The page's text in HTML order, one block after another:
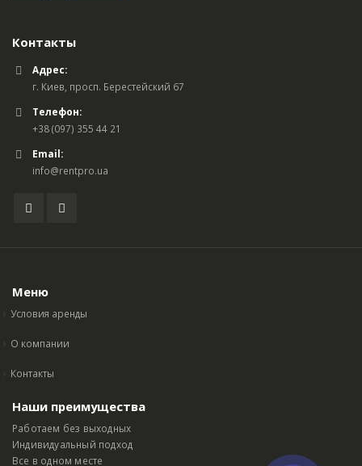
Контакты
Адрес:
г. Киев, просп. Берестейский 67
Телефон:
+38 (097) 355 44 21
Email:
info@rentpro.ua
Меню
Условия аренды
О компании
Контакты
Наши преимущества
Работаем без выходных
Индивидуальный подход
Все в одном месте